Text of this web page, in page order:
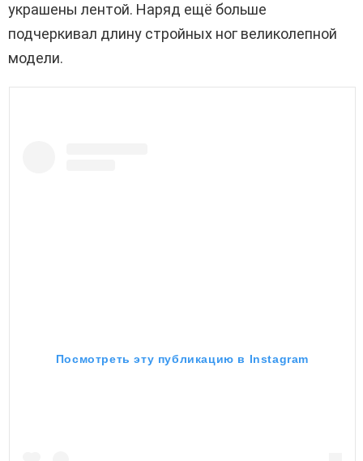
украшены лентой. Наряд ещё больше
подчеркивал длину стройных ног великолепной
модели.
Посмотреть эту публикацию в Instagram